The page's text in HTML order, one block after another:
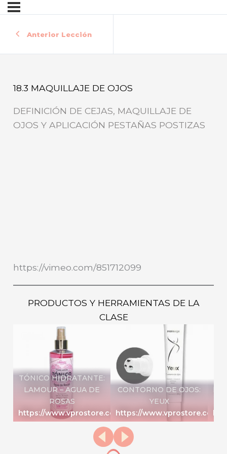
Anterior Lección
18.3 MAQUILLAJE DE OJOS
DEFINICIÓN DE CEJAS, MAQUILLAJE DE
OJOS Y APLICACIÓN PESTAÑAS POSTIZAS
https://vimeo.com/851712099
PRODUCTOS Y HERRAMIENTAS DE LA
CLASE
TÓNICO HIDRATANTE:
LAMOUR – AGUA DE
ROSAS
https://www.vprostore.com/products/ff06054382/
CONTORNO DE OJOS:
YEUX
https://www.vprostore.com/